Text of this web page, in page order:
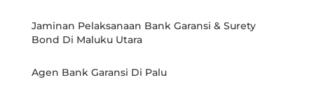
Jaminan Pelaksanaan Bank Garansi & Surety
Bond Di Maluku Utara
Agen Bank Garansi Di Palu